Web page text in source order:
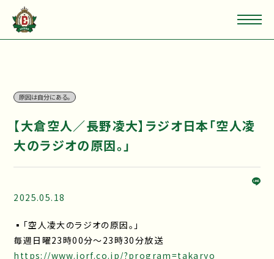
原因は自分にある。
【大倉空人／長野凌大】ラジオ日本「空人凌
大のラジオの原因。」
2025.05.18
▪「空人凌大のラジオの原因。」
毎週日曜23時00分～23時30分放送
https://www.jorf.co.jp/?program=takaryo